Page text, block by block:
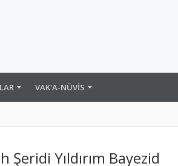
VAK'A-NÜVIS
Şeridi Yıldırım Bayezid